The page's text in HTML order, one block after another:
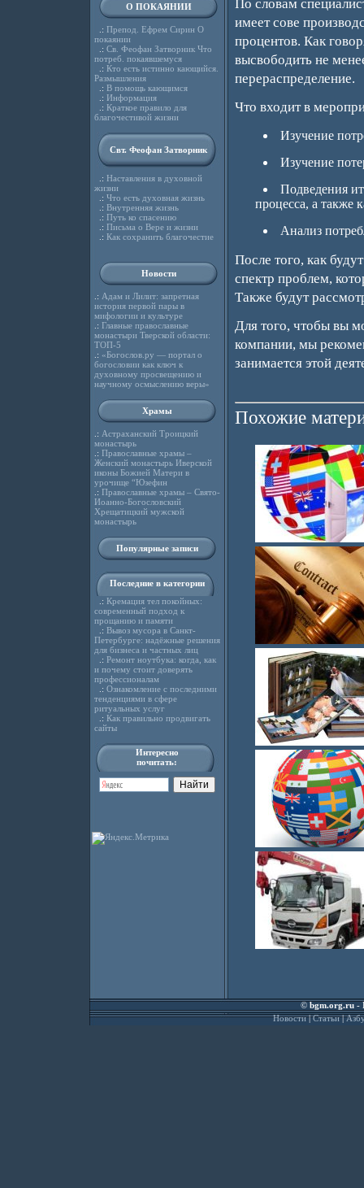
О ПОКАЯНИИ
.: Препод. Ефрем Сирин О
покаянии
.: Св. Феофан Затворник Что
потреб. покаявшемуся
.: Кто есть истинно кающийся.
Размышления
.: В помощь кающимся
.: Информация
.: Краткое правило для
благочестивой жизни
Свт. Феофан Затворник
.: Наставления в духовной
жизни
.: Что есть духовная жизнь
.: Внутренняя жизнь
.: Путь ко спасению
.: Письма о Вере и жизни
.: Как сохранить благочестие
Новости
.: Адам и Лилит: запретная
история первой пары в
мифологии и культуре
.: Главные православные
монастыри Тверской области:
ТОП-5
.: «Богослов.ру — портал о
богословии как ключ к
духовному просвещению и
научному осмыслению веры»
Храмы
.: Астраханский Троицкий
монастырь
.: Православные храмы –
Женский монастырь Иверской
иконы Божией Матери в
урочище “Юзефин
.: Православные храмы – Свято-
Иоанно-Богословский
Хрещатицкий мужской
монастырь
Популярные записи
Последние в категории
.: Кремация тел покойных:
современный подход к
прощанию и памяти
.: Вывоз мусора в Санкт-
Петербурге: надёжные решения
для бизнеса и частных лиц
.: Ремонт ноутбука: когда, как
и почему стоит доверять
профессионалам
.: Ознакомление с последними
тенденциями в сфере
ритуальных услуг
.: Как правильно продвигать
сайты
Интересно
почитать:
По словам
имеет сове
процентов. Как
высвободить не
перераспределение.
Что входит в
Изучение
Изучение
Подведения
процесса, а также
Анализ
После того, как
спектр проблем,
Также будут
Для того, чтобы вы
компании, мы
занимается этой
Похожие
©bgm.org.ru-
Новости|Статьи|